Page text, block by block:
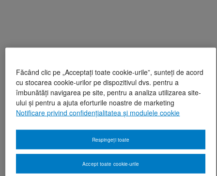
Făcând clic pe „Acceptați toate cookie-urile”, sunteți de acord
cu stocarea cookie-urilor pe dispozitivul dvs. pentru a
îmbunătăți navigarea pe site, pentru a analiza utilizarea site-
ului și pentru a ajuta eforturile noastre de marketing
Notificare privind confidențialitatea și modulele cookie
Respingeți toate
Accept toate cookie-urile